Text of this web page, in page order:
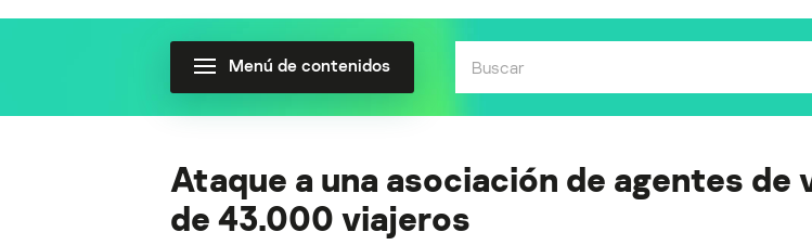
Menú de contenidos
Ataque a una asociación de agentes de
de 43.000 viajeros